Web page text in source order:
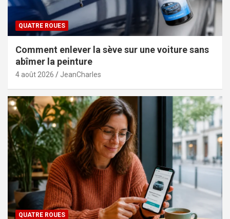
QUATRE ROUES
Comment enlever la sève sur une voiture sans
abîmer la peinture
4 août 2026 JeanCharles
QUATRE ROUES